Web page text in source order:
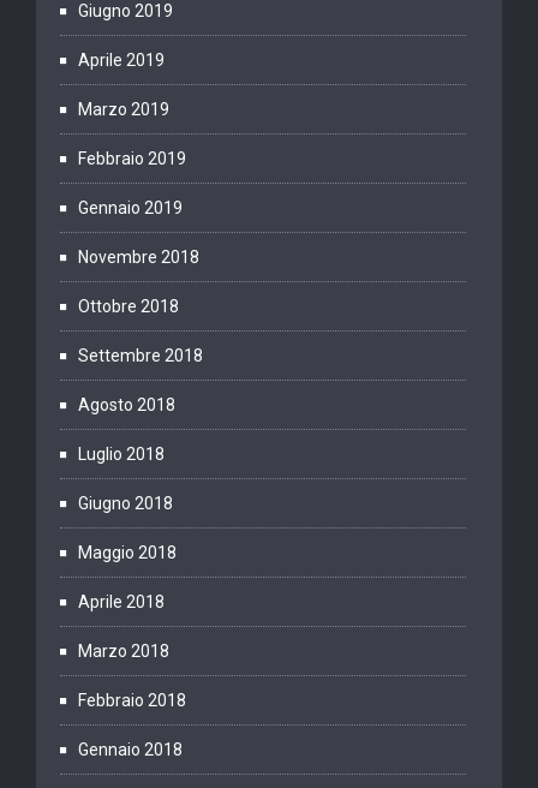
Giugno 2019
Aprile 2019
Marzo 2019
Febbraio 2019
Gennaio 2019
Novembre 2018
Ottobre 2018
Settembre 2018
Agosto 2018
Luglio 2018
Giugno 2018
Maggio 2018
Aprile 2018
Marzo 2018
Febbraio 2018
Gennaio 2018